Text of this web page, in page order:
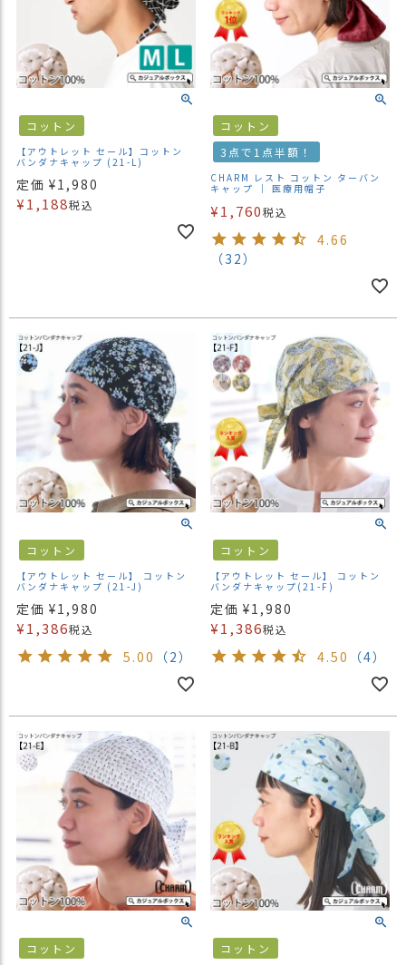
コットン
【アウトレット セール】コットン
バンダナキャップ (21-L)
定価 ¥1,980
¥1,188税込
コットン
3点で1点半額！
CHARM レスト コットン ターバン
キャップ ｜ 医療用帽子
¥1,760税込
4.66
（32）
コットン
【アウトレット セール】 コットン
バンダナキャップ (21-J)
定価 ¥1,980
¥1,386税込
5.00 （2）
コットン
【アウトレット セール】 コットン
バンダナキャップ(21-F)
定価 ¥1,980
¥1,386税込
4.50 （4）
コットン コットン